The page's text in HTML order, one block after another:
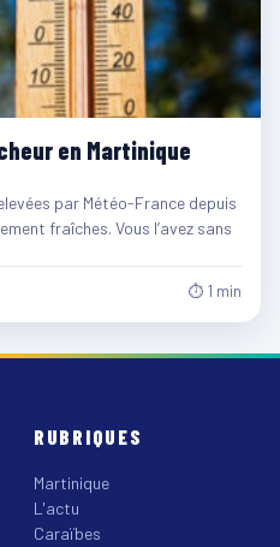
en Martinique
par Météo-France depuis
fraîches. Vous l’avez sans
⏱ 1 min
RUBRIQUES
Martinique
L'actu
Caraïbes